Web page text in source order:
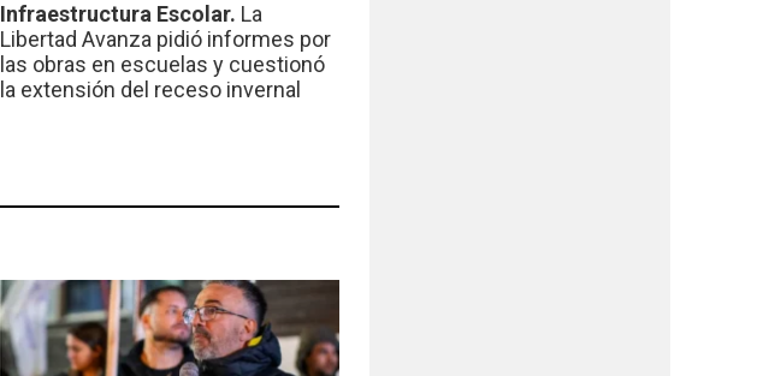
Infraestructura Escolar. La
Libertad Avanza pidió informes por
las obras en escuelas y cuestionó
la extensión del receso invernal